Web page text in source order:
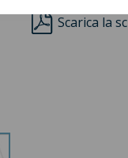
Scarica la